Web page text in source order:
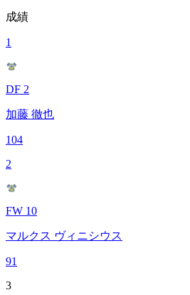
成績
1
DF 2
加藤 徹也
104
2
FW 10
マルクス ヴィニシウス
91
3